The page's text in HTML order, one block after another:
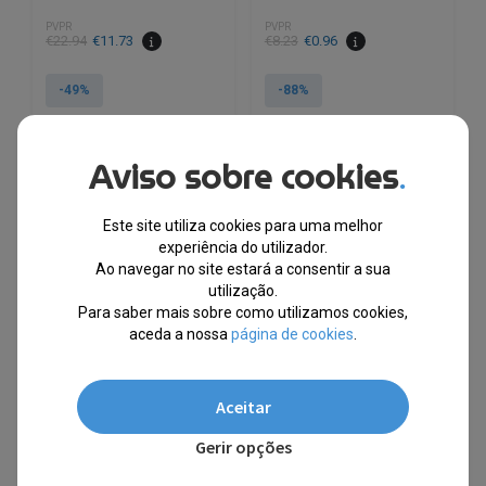
PVPR
€22.94
O
original
€11.73
O
atual
-49%
PVPR
€8.23
O
original
€0.96
O
atual
-88%
Aviso sobre cookies.
Este site utiliza cookies para uma melhor
experiência do utilizador.
Ao navegar no site estará a consentir a sua
utilização.
Para saber mais sobre como utilizamos cookies,
aceda a nossa página de cookies
Aceitar
Gerir opções